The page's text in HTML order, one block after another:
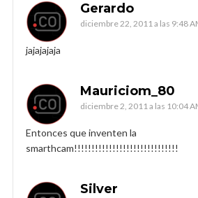
Gerardo
diciembre 22, 2011 a las 9:48
jajajajaja
Mauriciom_80
diciembre 2, 2011 a las 10:04
Entonces que inventen la
smarthcam!!!!!!!!!!!!!!!!!!!!!!!!!!!!!!
Silver